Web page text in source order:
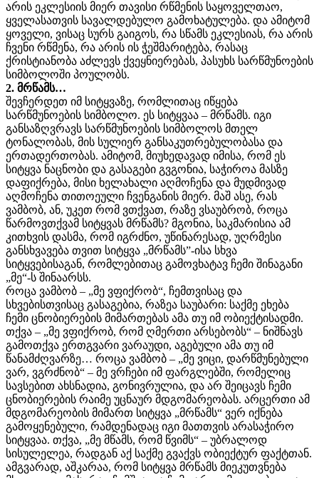
არის ეკლესიის მიერ თავისი რწმენის საყოველთაო,
ყველასათვის სავალდებულო გამოხატულება. და ამიტომ
ყოველი, ვისაც სურს გაიგოს, რა სწამს ეკლესიას, რა არის
ჩვენი რწმენა, რა არის ის ჭეშმარიტება, რასაც
ქრისტიანობა აძლევს ქვეყნიერებას, პასუხს სარწმუნოების
სიმბოლოში პოულობს.
2. მრწამს…
შევჩერდეთ იმ სიტყვაზე, რომლითაც იწყება
სარწმუნოების სიმბოლო. ეს სიტყვაა – მრწამს. იგი
განსაზღვრავს სარწმუნოების სიმბოლოს მთელ
ტონალობას, მის სულიერ განსაკუთრებულობასა და
ერთადერთობას. ამიტომ, მიუხედავად იმისა, რომ ეს
სიტყვა ნაცნობი და გასაგები გვგონია, საჭიროა მასზე
დაფიქრება, მისი ხელახალი აღმოჩენა და მუდმივად
აღმოჩენა თითოეული ჩვენგანის მიერ. მაშ ასე, რას
ვამბობ, ან, უკეთ რომ ვთქვათ, რაზე ვსაუბრობ, როცა
წარმოვთქვამ სიტყვას მრწამს? მგონია, საკმარისია ამ
კითხვის დასმა, რომ იგრძნო, უწინარესად, უღრმესი
განსხვავება თვით სიტყვა „მრწამს”-ისა სხვა
სიტყვებისაგან, რომლებითაც გამოვხატავ ჩემი შინაგანი
„მე“-ს შინაარსს.
როცა ვამბობ – „მე ვფიქრობ“, ჩემთვისაც და
სხვებისთვისაც გასაგებია, რაზეა საუბარი: საქმე ეხება
ჩემი ცნობიერების მიმართებას ამა თუ იმ ობიექტისადმი.
თქვა – „მე ვფიქრობ, რომ ღმერთი არსებობს“ – ნიშნავს
გამოთქვა ერთგვარი ვარაუდი, აგებული ამა თუ იმ
წანამძღვარზე… როცა ვამბობ – „მე ვიცი, დარწმუნებული
ვარ, ვგრძნობ“ – მე ვრჩები იმ ფარგლებში, რომელიც
სავსებით ახსნადია, გონივრულია, და არ შეიცავს ჩემი
ცნობიერების რაიმე უცნაურ მდგომარეობას. არცერთი ამ
მდგომარეობის მიმართ სიტყვა „მრწამს“ ვერ იქნება
გამოყენებული, რამდენადაც იგი მათთვის არასაჭირო
სიტყვაა. თქვა, „მე მწამს, რომ წვიმს“ – უბრალოდ
სისულელეა, რადგან აქ საქმე გვაქვს ობიექტურ ფაქტთან.
ამგვარად, აშკარაა, რომ სიტყვა მრწამს მიეკუთვნება